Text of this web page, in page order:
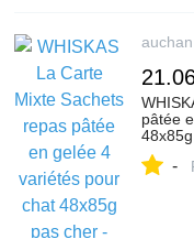
auchan
pâtée
-